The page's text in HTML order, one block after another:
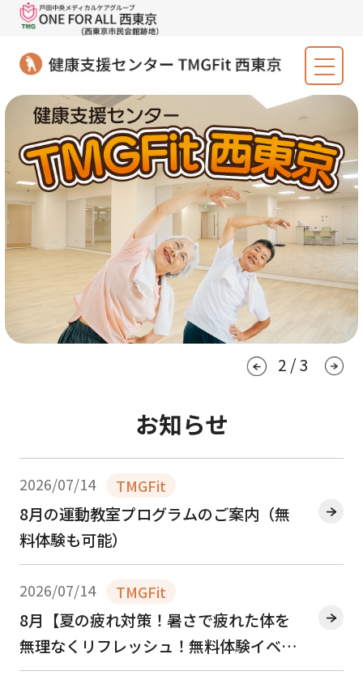
2 /3
お知らせ
2026/07/14 TMGFit
8月の運動教室プログラムのご案内（無
料体験も可能）
2026/07/14 TMGFit
8月【夏の疲れ対策！暑さで疲れた体を
無理なくリフレッシュ！無料体験イベン
ト🍉】を開催します☆